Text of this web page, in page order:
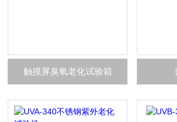
触摸屏臭氧老化试验箱